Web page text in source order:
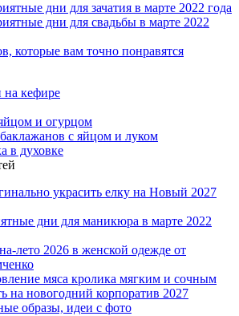
дни для зачатия в марте 2022 года
дни для свадьбы в марте 2022
которые вам точно понравятся
кефире
и огурцом
с яйцом и луком
в духовке
украсить елку на Новый 2027
дни для маникюра в марте 2022
лето 2026 в женской одежде от
мяса кролика мягким и сочным
на новогодний корпоратив 2027
образы, идеи с фото